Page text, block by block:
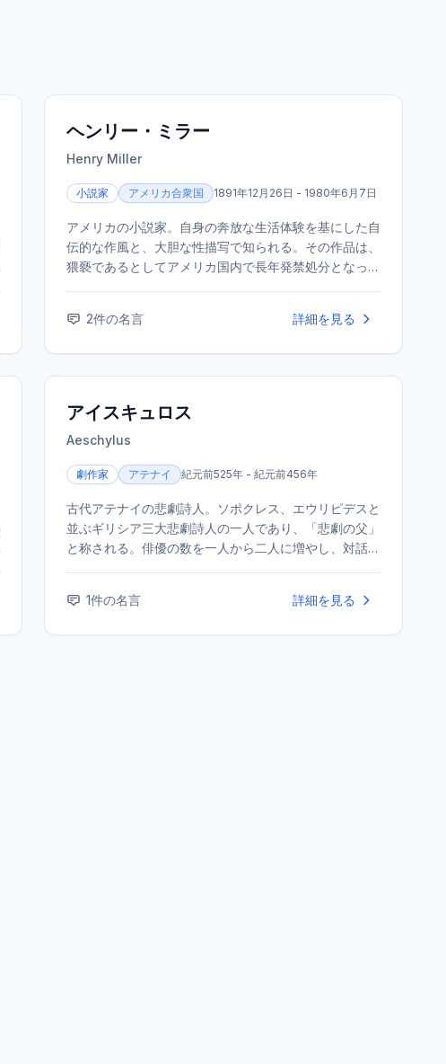
ヘンリー・ミラー
Henry Miller
小説家 アメリカ合衆国 1891年12月26日 - 1980年6月7日
アメリカの小説家。自身の奔放な生活体験を基にした自
伝的な作風と、大胆な性描写で知られる。その作品は、
猥褻であるとしてアメリカ国内で長年発禁処分となって
2件の名言 詳細を見る
アイスキュロス
Aeschylus
劇作家 アテナイ 紀元前525年 - 紀元前456年
古代アテナイの悲劇詩人。ソポクレス、エウリピデスと
並ぶギリシア三大悲劇詩人の一人であり、「悲劇の父」
と称される。俳優の数を一人から二人に増やし、対話の
1件の名言 詳細を見る